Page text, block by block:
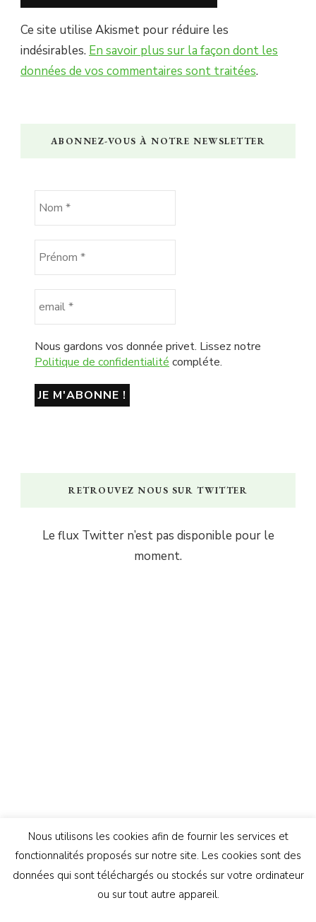
Ce site utilise Akismet pour réduire les
indésirables. En savoir plus sur la façon dont les
données de vos commentaires sont traitées.
ABONNEZ-VOUS À NOTRE NEWSLETTER
Nous gardons vos donnée privet. Lissez notre
Politique de confidentialité compléte.
RETROUVEZ NOUS SUR TWITTER
Le flux Twitter n’est pas disponible pour le
moment.
Nous utilisons les cookies afin de fournir les services et
fonctionnalités proposés sur notre site. Les cookies sont des
données qui sont téléchargés ou stockés sur votre ordinateur
ou sur tout autre appareil.